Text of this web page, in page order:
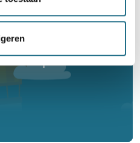
op een